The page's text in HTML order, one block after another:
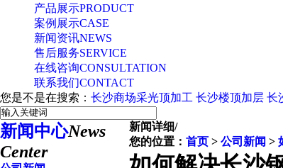
产品展示PRODUCT
案例展示CASE
新闻资讯NEWS
售后服务SERVICE
在线咨询CONSULTATION
联系我们CONTACT
您是不是在搜索： 长沙商场采光顶加工 长沙楼顶加层 长
新闻中心News
Center
新闻详细/
您的位置： 首页 > 公司新闻 >